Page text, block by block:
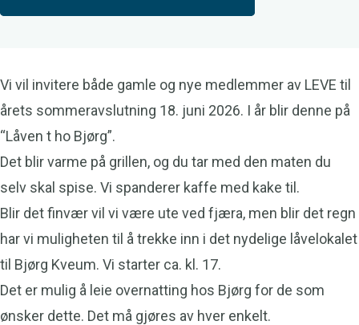
Vi vil invitere både gamle og nye medlemmer av LEVE til
årets sommeravslutning 18. juni 2026. I år blir denne på
“Låven t ho Bjørg”.
Det blir varme på grillen, og du tar med den maten du
selv skal spise. Vi spanderer kaffe med kake til.
Blir det finvær vil vi være ute ved fjæra, men blir det regn
har vi muligheten til å trekke inn i det nydelige låvelokalet
til Bjørg Kveum. Vi starter ca. kl. 17.
Det er mulig å leie overnatting hos Bjørg for de som
ønsker dette. Det må gjøres av hver enkelt.